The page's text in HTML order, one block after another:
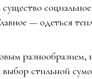
— одеться
стильной